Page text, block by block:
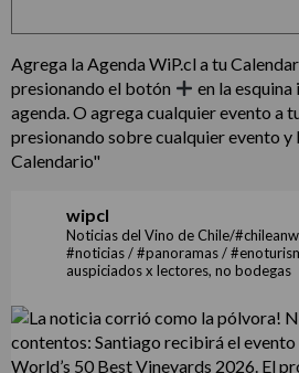
Agrega la Agenda WiP.cl a tu
presionando el botón
en la
agenda. O agrega cualquier evento a
presionando sobre cualquier evento
Calendario"
wipcl
Noticias del Vino de Chile/
#noticias / #panoramas /
auspiciados x lectores, no bodegas